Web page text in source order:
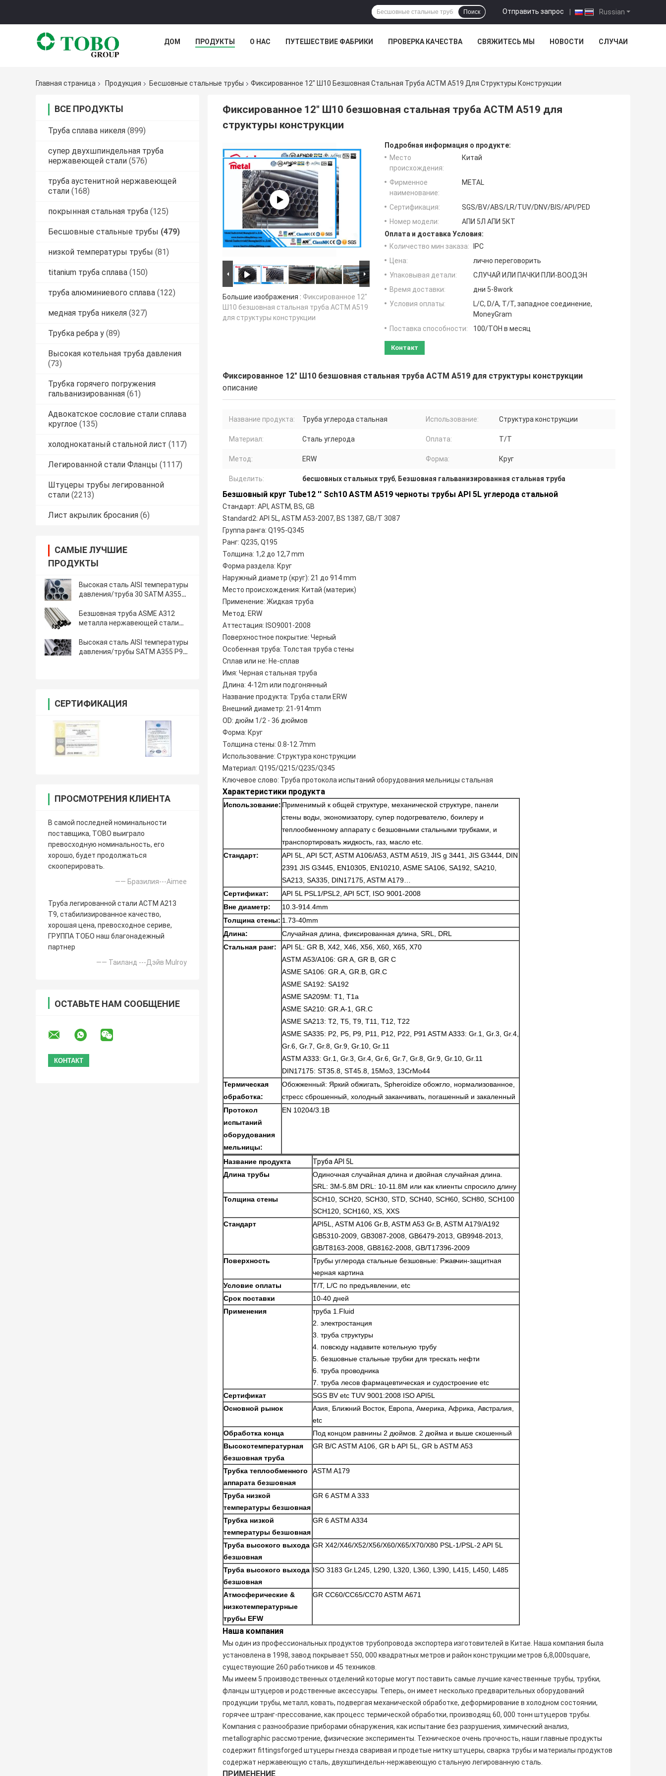
Russian
Отправить запрос |
Поиск
ДОМ ПРОДУКТЫ О НАС ПУТЕШЕСТВИЕ ФАБРИКИ ПРОВЕРКА КАЧЕСТВА СВЯЖИТЕСЬ МЫ НОВОСТИ СЛУЧАИ
Главная страница Продукция Бесшовные стальные трубы Фиксированное 12" Ш10 Безшовная Стальная Труба АСТМ А519 Для Структуры Конструкции
ВСЕ ПРОДУКТЫ
Труба сплава никеля (899)
супер двухшпиндельная труба
нержавеющей стали (576)
труба аустенитной нержавеющей
стали (168)
покрынная стальная труба (125)
Бесшовные стальные трубы (479)
низкой температуры трубы (81)
titanium труба сплава (150)
труба алюминиевого сплава (122)
медная труба никеля (327)
Трубка ребра у (89)
Высокая котельная труба давления
(73)
Трубка горячего погружения
гальванизированная (61)
Адвокатское сословие стали сплава
круглое (135)
холоднокатаный стальной лист (117)
Легированной стали Фланцы (1117)
Штуцеры трубы легированной
стали (2213)
Лист акрылик бросания (6)
САМЫЕ ЛУЧШИЕ
ПРОДУКТЫ
Высокая сталь AISI температуры
давления/труба 30 SATM A355
Безшовная труба ASME A312
металла нержавеющей стали
материальный
Высокая сталь AISI температуры
давления/трубы SATM A355 P91
СЕРТИФИКАЦИЯ
ПРОСМОТРЕНИЯ КЛИЕНТА
В самой последней номинальности
поставщика, TOBO выиграло
превосходную номинальность, его
хорошо, будет продолжаться
скооперировать.
—— Бразилия---Aimee
Труба легированной стали АСТМ А213
Т9, стабилизированное качество,
хорошая цена, превосходное сериве,
ГРУППА ТОБО наш благонадежный
партнер
—— Таиланд ---Дэйв Mulroy
ОСТАВЬТЕ НАМ СООБЩЕНИЕ
Фиксированное 12" Ш10 безшовная стальная труба АСТМ А519 для
структуры конструкции
Большие изображения : Фиксированное 12"
Ш10 безшовная стальная труба АСТМ А519
для структуры конструкции
Подробная информация о продукте:
Место
происхождения:
Китай
Фирменное
наименование:
METAL
Сертификация:
SGS/BV/ABS/LR/TUV/DNV/BIS/API/PED
Номер модели:
АПИ 5Л АПИ 5КТ
Оплата и доставка Условия:
Количество мин заказа:
IPC
Цена:
лично переговорить
Упаковывая детали:
СЛУЧАЙ ИЛИ ПАЧКИ ПЛИ-ВООДЭН
Время доставки:
дни 5-8work
Условия оплаты:
L/C, D/A, T/T, западное соединение,
MoneyGram
Поставка способности:
100/ТОН в месяц
Контакт
Фиксированное 12" Ш10 безшовная стальная труба АСТМ А519 для структуры конструкции
описание
Название продукта: Труба углерода стальная Использование: Структура конструкции
Материал: Сталь углерода Оплата: T/T
Метод: ERW Форма: Круг
Выделить: бесшовных стальных труб, Безшовная гальванизированная стальная труба
Безшовный круг Tube12 '' Sch10 ASTM A519 черноты трубы API 5L углерода стальной
Стандарт: API, ASTM, BS, GB
Standard2: API 5L, ASTM A53-2007, BS 1387, GB/T 3087
Группа ранга: Q195-Q345
Ранг: Q235, Q195
Толщина: 1,2 до 12,7 mm
Форма раздела: Круг
Наружный диаметр (круг): 21 до 914 mm
Место происхождения: Китай (материк)
Применение: Жидкая труба
Метод: ERW
Аттестация: ISO9001-2008
Поверхностное покрытие: Черный
Особенная труба: Толстая труба стены
Сплав или не: Не-сплав
Имя: Черная стальная труба
Длина: 4-12m или подгонянный
Название продукта: Труба стали ERW
Внешний диаметр: 21-914mm
OD: дюйм 1/2 - 36 дюймов
Форма: Круг
Толщина стены: 0.8-12.7mm
Использование: Структура конструкции
Материал: Q195/Q215/Q235/Q345
Ключевое слово: Труба протокола испытаний оборудования мельницы стальная
Характеристики продукта
Использование: Применимый к общей структуре, механической структуре, панели
стены воды, экономизатору, супер подогревателю, боилеру и
теплообменному аппарату с безшовными стальными трубками, и
транспортировать жидкость, газ, масло etc.
Стандарт:
API 5L, API 5CT, ASTM A106/A53, ASTM A519, JIS g 3441, JIS G3444, DIN
2391 JIS G3445, EN10305, EN10210, ASME SA106, SA192, SA210,
SA213, SA335, DIN17175, ASTM A179…
Сертификат:
API 5L PSL1/PSL2, API 5CT, ISO 9001-2008
Вне диаметр:
10.3-914.4mm
Толщина стены: 1.73-40mm
Длина:
Случайная длина, фиксированная длина, SRL, DRL
Стальная ранг:
API 5L: GR B, X42, X46, X56, X60, X65, X70
ASTM A53/A106: GR A, GR B, GR C
ASME SA106: GR.A, GR.B, GR.C
ASME SA192: SA192
ASME SA209M: T1, T1a
ASME SA210: GR.A-1, GR.C
ASME SA213: T2, T5, T9, T11, T12, T22
ASME SA335: P2, P5, P9, P11, P12, P22, P91 ASTM A333: Gr.1, Gr.3, Gr.4,
Gr.6, Gr.7, Gr.8, Gr.9, Gr.10, Gr.11
ASTM A333: Gr.1, Gr.3, Gr.4, Gr.6, Gr.7, Gr.8, Gr.9, Gr.10, Gr.11
DIN17175: ST35.8, ST45.8, 15Mo3, 13CrMo44
Термическая
обработка:
Обожженный: Яркий обжигать, Spheroidize обожгло, нормализованное,
стресс сброшенный, холодный заканчивать, погашенный и закаленный
Протокол
испытаний
оборудования
мельницы:
EN 10204/3.1B
Название продукта
Труба API 5L
Длина трубы
Одиночная случайная длина и двойная случайная длина.
SRL: 3M-5.8M DRL: 10-11.8M или как клиенты спросило длину
Толщина стены
SCH10, SCH20, SCH30, STD, SCH40, SCH60, SCH80, SCH100
SCH120, SCH160, XS, XXS
Стандарт
API5L, ASTM A106 Gr.B, ASTM A53 Gr.B, ASTM A179/A192
GB5310-2009, GB3087-2008, GB6479-2013, GB9948-2013,
GB/T8163-2008, GB8162-2008, GB/T17396-2009
Поверхность
Трубы углерода стальные безшовные: Ржавчин-защитная
черная картина
Условие оплаты
T/T, L/C по предъявлении, etc
Срок поставки
10-40 дней
Применения
труба 1.Fluid
2. электростанция
3. труба структуры
4. повсюду надавите котельную трубу
5. безшовные стальные трубки для трескать нефти
6. труба проводника
7. труба лесов фармацевтическая и судостроение etc
Сертификат
SGS BV etc TUV 9001:2008 ISO API5L
Основной рынок
Азия, Ближний Восток, Европа, Америка, Африка, Австралия,
etc
Обработка конца
Под концом равнины 2 дюймов. 2 дюйма и выше скошенный
Высокотемпературная
безшовная труба
GR B/C ASTM A106, GR b API 5L, GR b ASTM A53
Трубка теплообменного
аппарата безшовная
ASTM A179
Труба низкой
температуры безшовная
GR 6 ASTM A 333
Трубка низкой
температуры безшовная
GR 6 ASTM A334
Труба высокого выхода
безшовная
GR X42/X46/X52/X56/X60/X65/X70/X80 PSL-1/PSL-2 API 5L
Труба высокого выхода
безшовная
ISO 3183 Gr.L245, L290, L320, L360, L390, L415, L450, L485
Атмосферические &
низкотемпературные
трубы EFW
GR CC60/CC65/CC70 ASTM A671
Наша компания
Мы один из профессиональных продуктов трубопровода экспортера изготовителей в Китае. Наша компания была
установлена в 1998, завод покрывает 550, 000 квадратных метров и район конструкции метров 6,8,000square,
существующие 260 работников и 45 техников.
Мы имеем 5 производственных отделений которые могут поставить самые лучшие качественные трубы, трубки,
фланцы штуцеров и родственные аксессуары. Теперь, он имеет несколько предварительных оборудований
продукции трубы, металл, ковать, подвергая механической обработке, деформирование в холодном состоянии,
горячее штранг-прессование, как процесс термической обработки, производящ 60, 000 тонн штуцеров трубы.
Компания с разнообразие приборами обнаружения, как испытание без разрушения, химический анализ,
metallographic рассмотрение, физические эксперименты. Техническое очень прочность, наши главные продукты
содержит fittingsforged штуцеры гнезда сваривая и продетые нитку штуцеры, сварка трубы и материалы продуктов
содержат нержавеющую сталь, двухшпиндельн-нержавеющую стальную легированную сталь.
ПРИМЕНЕНИЕ